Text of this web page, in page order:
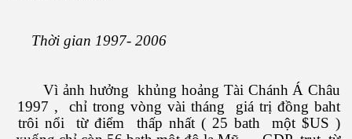
Thời gian 1997- 2006
Vì ảnh hưởng khủng hoảng Tài Chánh Á Châu
1997 , chỉ trong vòng vài tháng giá trị đồng baht
trôi nổi từ điểm thấp nhất ( 25 bath một $US )